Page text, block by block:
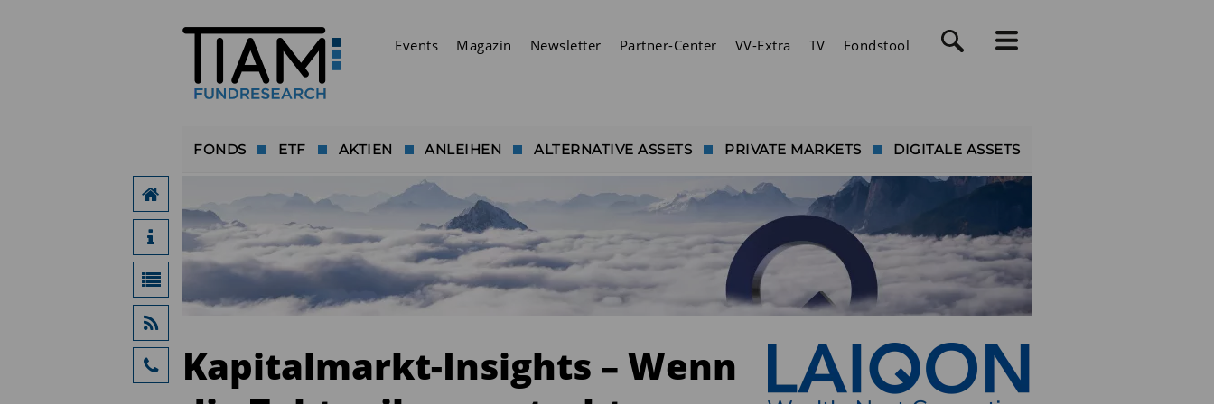
Events Magazin Newsletter Partner-Center VV-Extra TV Fondstool
FONDS ETF AKTIEN ANLEIHEN ALTERNATIVE ASSETS PRIVATE MARKETS DIGITALE ASSETS
Kapitalmarkt-Insights – Wenn